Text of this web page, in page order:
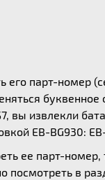
его парт-номер
вы извлекли
EB-BG930:
ее парт-
посмотреть в